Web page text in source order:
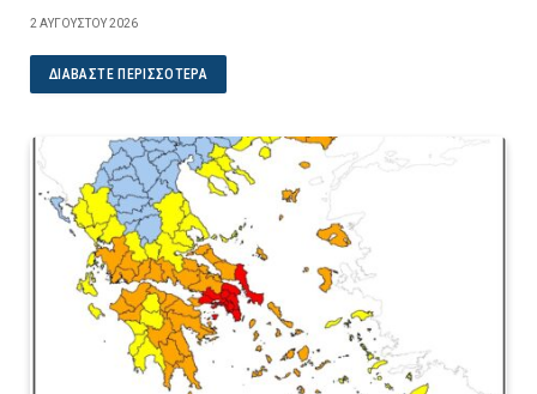
2 ΑΥΓΟΎΣΤΟΥ 2026
ΔΙΑΒΆΣΤΕ ΠΕΡΙΣΣΌΤΕΡΑ